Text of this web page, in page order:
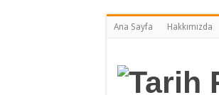
Ana Sayfa Hakkımızda